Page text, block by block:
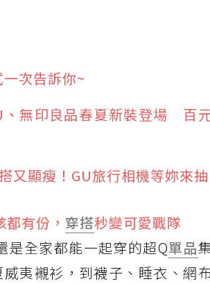
次告訴你~
無印良品春夏新裝登場 百
又顯瘦！GU旅行相機等妳來抽
有份， 穿搭秒變可愛戰隊
是全家都能一起穿的超Q單品
夷襯衫，到襪子、睡衣、網